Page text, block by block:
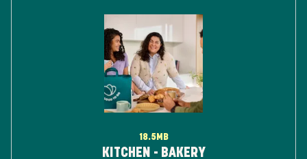
18.5MB
KITCHEN - BAKERY